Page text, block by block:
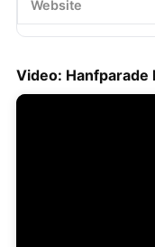
Website
Video: Hanfparade